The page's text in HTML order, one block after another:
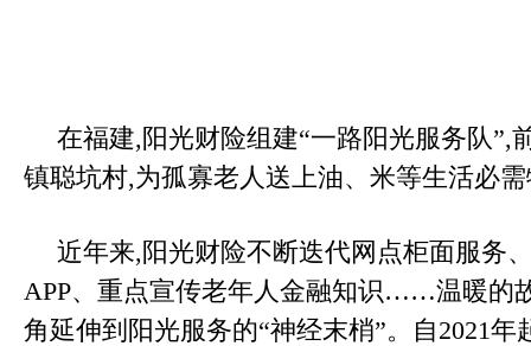
在福建,阳光财险组建“一路阳光服务队”,
镇聪坑村,为孤寡老人送上油、米等生活必
近年来,阳光财险不断迭代网点柜面服务
APP、重点宣传老年人金融知识……温暖的
角延伸到阳光服务的“神经末梢”。自2021年